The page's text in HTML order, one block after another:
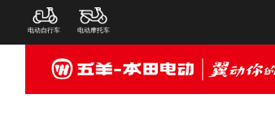
电动自行车 电动摩托车